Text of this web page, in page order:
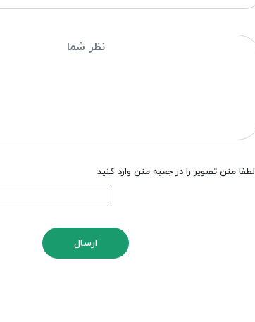
لطفا متن تصویر را در جعبه متن وارد کنید
ارسال